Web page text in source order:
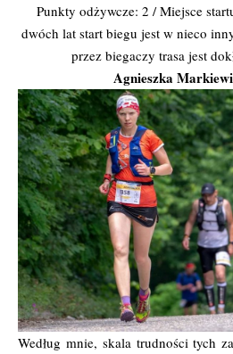
Punkty odżywcze: 2 / Miejsce
dwóch lat start biegu jest w nieco
przez biegaczy trasa jest
Agnieszka
Według mnie, skala trudności tych